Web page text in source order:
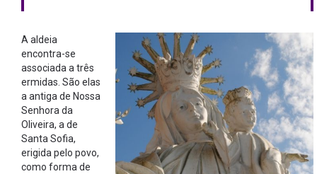
A aldeia
encontra-se
associada a três
ermidas. São elas
a antiga de Nossa
Senhora da
Oliveira, a de
Santa Sofia,
erigida pelo povo,
como forma de